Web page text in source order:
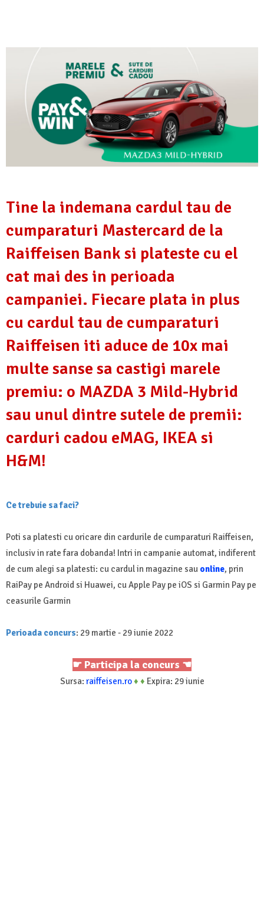
Tine la indemana cardul tau de
cumparaturi Mastercard de la
Raiffeisen Bank si plateste cu el
cat mai des in perioada
campaniei. Fiecare plata in plus
cu cardul tau de cumparaturi
Raiffeisen iti aduce de 10x mai
multe sanse sa castigi marele
premiu: o MAZDA 3 Mild-Hybrid
sau unul dintre sutele de premii:
carduri cadou eMAG, IKEA si
H&M!
Ce trebuie sa faci?
Poti sa platesti cu oricare din cardurile de cumparaturi Raiffeisen,
inclusiv in rate fara dobanda! Intri in campanie automat, indiferent
de cum alegi sa platesti: cu cardul in magazine sau online, prin
RaiPay pe Android si Huawei, cu Apple Pay pe iOS si Garmin Pay pe
ceasurile Garmin
Perioada concurs: 29 martie - 29 iunie 2022
☛ Participa la concurs ☚
Sursa: raiffeisen.ro♦ ♦ Expira: 29 iunie